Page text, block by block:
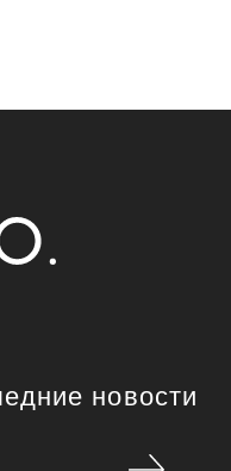
новости